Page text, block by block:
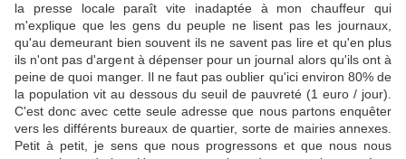
la presse locale paraît vite inadaptée à mon chauffeur qui
m'explique que les gens du peuple ne lisent pas les journaux,
qu'au demeurant bien souvent ils ne savent pas lire et qu'en plus
ils n'ont pas d'argent à dépenser pour un journal alors qu'ils ont à
peine de quoi manger. Il ne faut pas oublier qu'ici environ 80% de
la population vit au dessous du seuil de pauvreté (1 euro / jour).
C'est donc avec cette seule adresse que nous partons enquêter
vers les différents bureaux de quartier, sorte de mairies annexes.
Petit à petit, je sens que nous progressons et que nous nous